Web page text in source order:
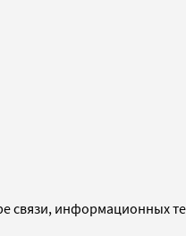
связи, информационных